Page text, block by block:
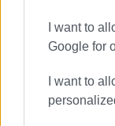
I want to
Google for
I want to